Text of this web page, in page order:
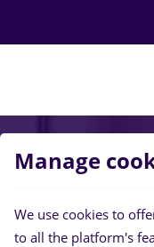
Manage
We use cookies to
to all the platform's